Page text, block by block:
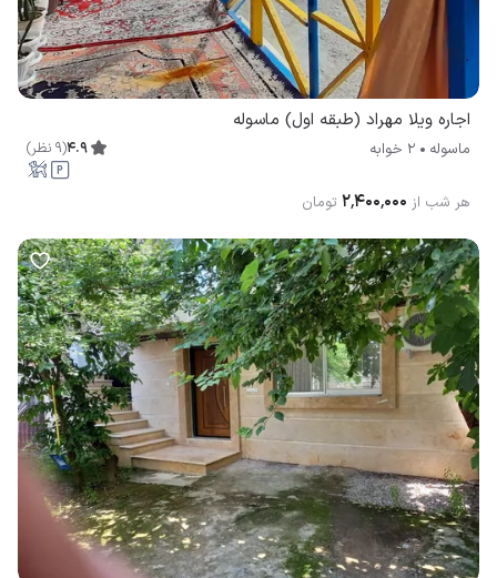
اجاره ویلا مهراد (طبقه اول) ماسوله
ماسوله 2 خوابه 4.9
(
9 نظر)
هر شب از ۲٬۴۰۰٬۰۰۰ تومان